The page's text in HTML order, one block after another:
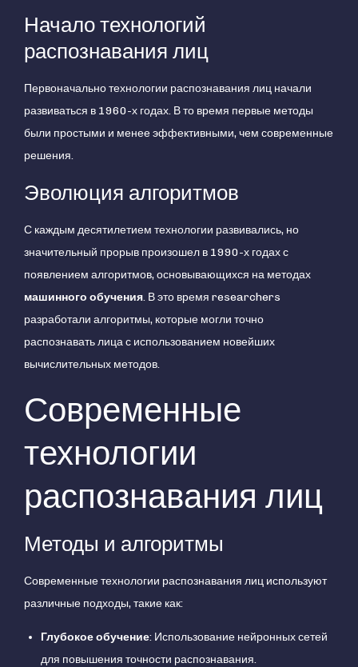
Начало технологий
распознавания лиц
Первоначально технологии распознавания лиц начали
развиваться в 1960-х годах. В то время первые методы
были простыми и менее эффективными, чем современные
решения.
Эволюция алгоритмов
С каждым десятилетием технологии развивались, но
значительный прорыв произошел в 1990-х годах с
появлением алгоритмов, основывающихся на методах
машинного обучения. В это время researchers
разработали алгоритмы, которые могли точно
распознавать лица с использованием новейших
вычислительных методов.
Современные
технологии
распознавания лиц
Методы и алгоритмы
Современные технологии распознавания лиц используют
различные подходы, такие как:
Глубокое обучение: Использование нейронных сетей
для повышения точности распознавания.